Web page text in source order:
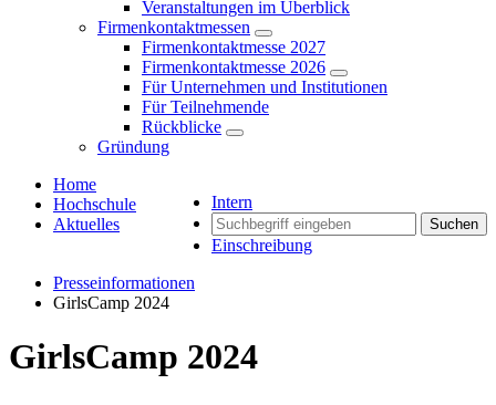
Veranstaltungen im Überblick
Firmenkontaktmessen
Firmenkontaktmesse 2027
Firmenkontaktmesse 2026
Für Unternehmen und Institutionen
Für Teilnehmende
Rückblicke
Gründung
Intern
Suchen
Einschreibung
Home
Hochschule
Aktuelles
Presseinformationen
GirlsCamp 2024
GirlsCamp 2024